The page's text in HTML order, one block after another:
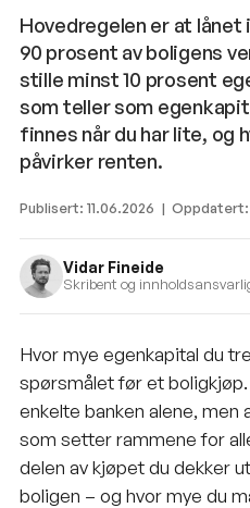
Hovedregelen er at
90 prosent av boligens
stille minst 10 prosent
som teller som
finnes når du har lite, og
påvirker renten.
Publisert: 11.06.2026 | Oppdatert:
Vidar Fineide
Skribent og
Hvor mye egenkapital du
spørsmålet før et
enkelte banken alene,
som setter rammene for
delen av kjøpet du dekker
boligen – og hvor mye du